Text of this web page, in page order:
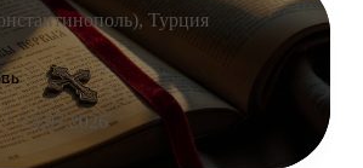
, Турция
13.07.2026